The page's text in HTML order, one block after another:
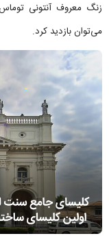
زنگ معروف آنتونی
می‌توان بازدید کرد.